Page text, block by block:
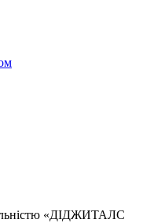
«ДІДЖИТАЛС